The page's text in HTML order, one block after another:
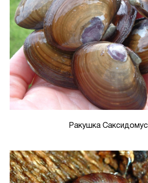
Ракушка Саксидомус